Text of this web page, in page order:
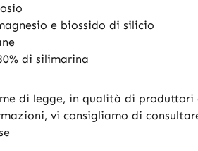
e biossido di silicio
di silimarina
di legge, in qualità di
vi consigliamo di